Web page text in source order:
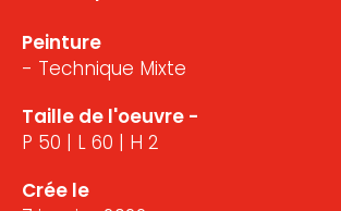
Peinture
- Technique Mixte
Taille de l'oeuvre -
P 50 | L 60 | H 2
Crée le